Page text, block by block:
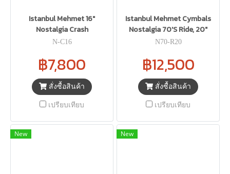
Istanbul Mehmet 16"
Nostalgia Crash
N-C16
฿7,800
สั่งซื้อสินค้า
เปรียบเทียบ
Istanbul Mehmet Cymbals
Nostalgia 70'S Ride, 20"
N70-R20
฿12,500
สั่งซื้อสินค้า
เปรียบเทียบ
New New